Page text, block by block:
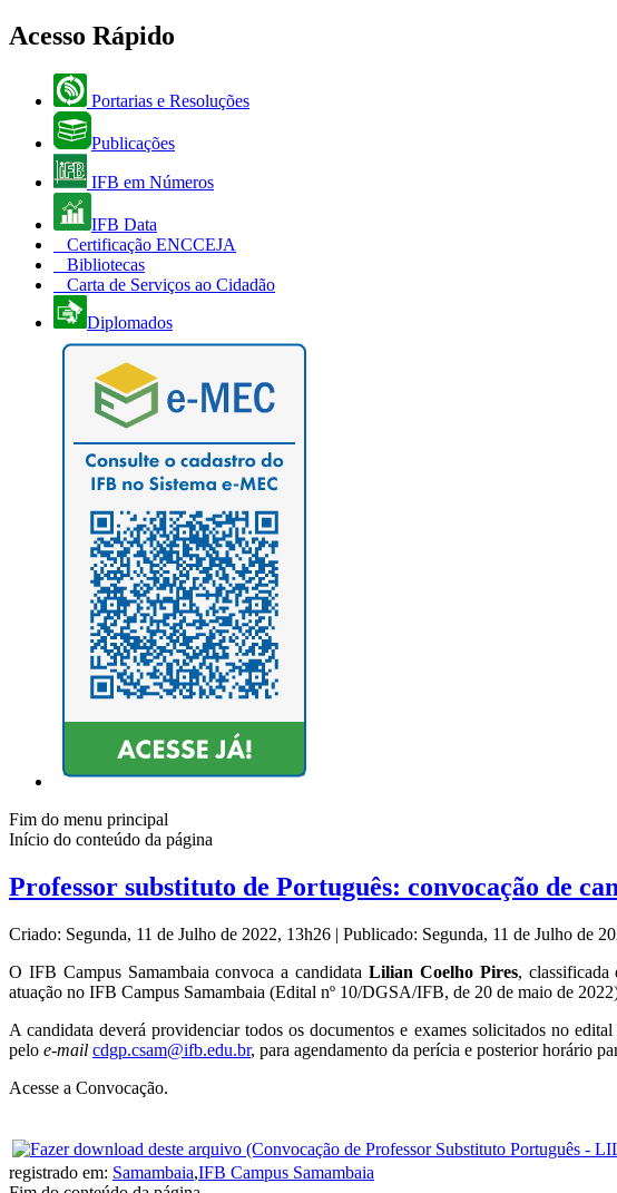
Acesso Rápido
Portarias e Resoluções
Publicações
IFB em Números
IFB Data
Certificação ENCCEJA
Bibliotecas
Carta de Serviços ao Cidadão
Diplomados
Fim do menu principal
Início do conteúdo da página
Professor substituto de Português: convocação de
Criado: Segunda, 11 de Julho de 2022, 13h26 | Publicado: Segunda, 11 de Julho de
O IFB Campus Samambaia convoca a candidata Lilian Coelho Pires, classificada
atuação no IFB Campus Samambaia (Edital nº 10/DGSA/IFB, de 20 de maio de
A candidata deverá providenciar todos os documentos e exames solicitados no
pelo e-mail cdgp.csam@ifb.edu.br, para agendamento da perícia e posterior horário
Acesse a Convocação.
registrado em: Samambaia,IFB Campus Samambaia